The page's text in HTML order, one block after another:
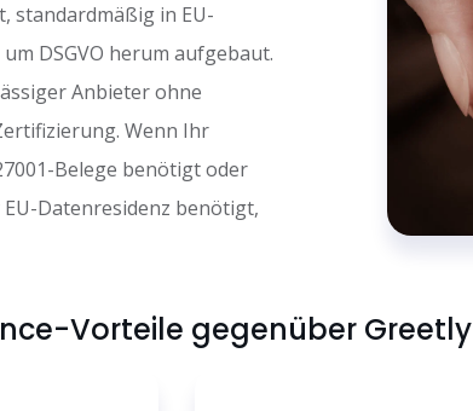
standardmäßig in EU-
DSGVO herum aufgebaut.
Anbieter ohne
Wenn Ihr
Belege benötigt oder
Datenresidenz benötigt,
Vorteile gegenüber Greetly